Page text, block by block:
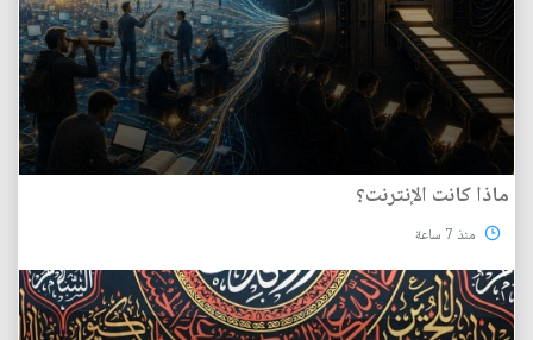
ماذا كانت الإنترنت؟
منذ 7 ساعة